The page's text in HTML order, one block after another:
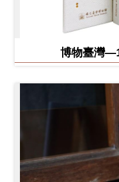
博物臺灣